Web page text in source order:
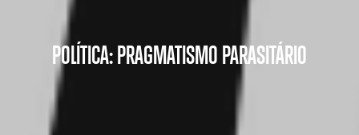
POLÍTICA: PRAGMATISMO PARASITÁRIO